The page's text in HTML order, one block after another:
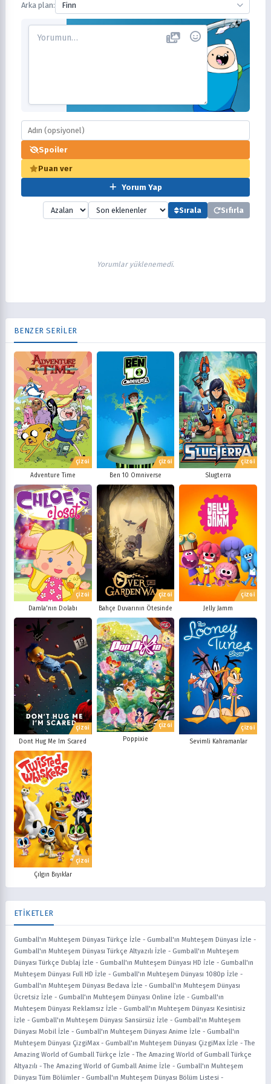
Arka plan: Finn
Spoiler
Puan ver
Yorum Yap
Sırala Sıfırla
Yorumlar yüklenemedi.
BENZER SERİLER
ÇİZGİ
Adventure Time
ÇİZGİ
Ben 10 Omniverse
ÇİZGİ
Slugterra
ÇİZGİ
Damla'nın Dolabı
ÇİZGİ
Bahçe Duvarının Ötesinde
ÇİZGİ
Jelly Jamm
ÇİZGİ
Dont Hug Me Im Scared
ÇİZGİ
Poppixie
ÇİZGİ
Sevimli Kahramanlar
ÇİZGİ
Çılgın Bıyıklar
ETİKETLER
Gumball'ın Muhteşem Dünyası Türkçe İzle - Gumball'ın Muhteşem Dünyası İzle -
Gumball'ın Muhteşem Dünyası Türkçe Altyazılı İzle - Gumball'ın Muhteşem
Dünyası Türkçe Dublaj İzle - Gumball'ın Muhteşem Dünyası HD İzle - Gumball'ın
Muhteşem Dünyası Full HD İzle - Gumball'ın Muhteşem Dünyası 1080p İzle -
Gumball'ın Muhteşem Dünyası Bedava İzle - Gumball'ın Muhteşem Dünyası
Ücretsiz İzle - Gumball'ın Muhteşem Dünyası Online İzle - Gumball'ın
Muhteşem Dünyası Reklamsız İzle - Gumball'ın Muhteşem Dünyası Kesintisiz
İzle - Gumball'ın Muhteşem Dünyası Sansürsüz İzle - Gumball'ın Muhteşem
Dünyası Mobil İzle - Gumball'ın Muhteşem Dünyası Anime İzle - Gumball'ın
Muhteşem Dünyası ÇizgiMax - Gumball'ın Muhteşem Dünyası ÇizgiMax İzle -The
Amazing World of Gumball Türkçe İzle -The Amazing World of Gumball Türkçe
Altyazılı -The Amazing World of Gumball Anime İzle - Gumball'ın Muhteşem
Dünyası Tüm Bölümler - Gumball'ın Muhteşem Dünyası Bölüm Listesi -